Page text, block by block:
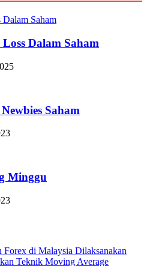
Dalam Saham
Saham
Minggu
Forex di Malaysia Dilaksanakan
Teknik Moving Average